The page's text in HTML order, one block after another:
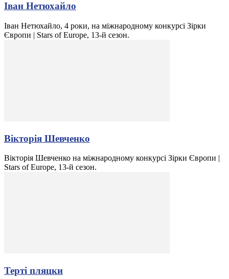
Іван Нетюхайло
Іван Нетюхайло, 4 роки, на міжнародному конкурсі Зірки
Європи | Stars of Europe, 13-й сезон.
Вікторія Шевченко
Вікторія Шевченко на міжнародному конкурсі Зірки Європи |
Stars of Europe, 13-й сезон.
Терті пляцки